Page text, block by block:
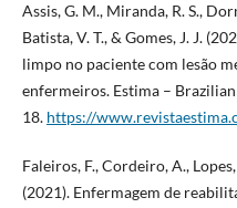
Assis, G. M., Miranda, R. S.,
Batista, V. T., & Gomes, J. J.
limpo no paciente com lesão
enfermeiros. Estima –
18. https://
Faleiros, F., Cordeiro, A.,
(2021). Enfermagem de